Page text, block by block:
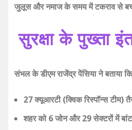
जुलूस और नमाज के समय में टकराव से
सुरक्षा के पुख्ता
संभल के डीएम राजेंद्र पेंसिया ने बताया
27 क्यूआरटी (क्विक रिस्पॉन्स टीम)
शहर को 6 जोन और 29 सेक्टरों में